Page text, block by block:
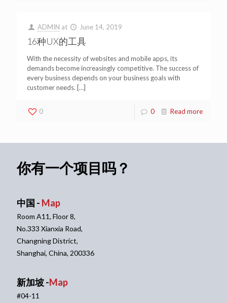
ADMIN at June 14, 2019
16种UX的工具
With the necessity of websites and mobile apps, its
demands become increasingly competitive. The success of
every business depends on your business goals with
customer needs. […]
0 0 Read more
你有一个项目吗？
中国 - Map
Room A11, Floor 8,
No.333 Xianxia Road,
Changning District,
Shanghai, China, 200336
新加坡 -Map
#04-11